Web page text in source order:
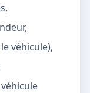
véhicule),